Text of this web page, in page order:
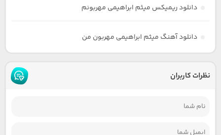
دانلود ریمیکس میثم ابراهیمی مهربونم
دانلود آهنگ میثم ابراهیمی مهربون من
نظرات کاربران